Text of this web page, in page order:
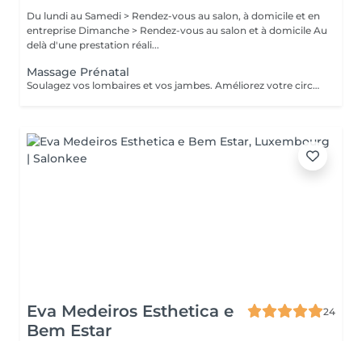
Du lundi au Samedi > Rendez-vous au salon, à domicile et en
entreprise Dimanche > Rendez-vous au salon et à domicile Au
delà d'une prestation réali...
Massage Prénatal
Soulagez vos lombaires et vos jambes. Améliorez votre circulation sanguine et boostez durablement votre système immunitaire. Précautions particulières: Demander l'avis de votre médecin traitant. Après la 12ème semaine, presque toutes les zones du corps peuvent être massées. Le temps du massage doit se limiter à 45 minutes. Le massage doit être léger, notamment sur le dos et le ventre. L'utilisation d'huile essentielle est à proscrire.
Eva Medeiros Esthetica e
Bem Estar
24